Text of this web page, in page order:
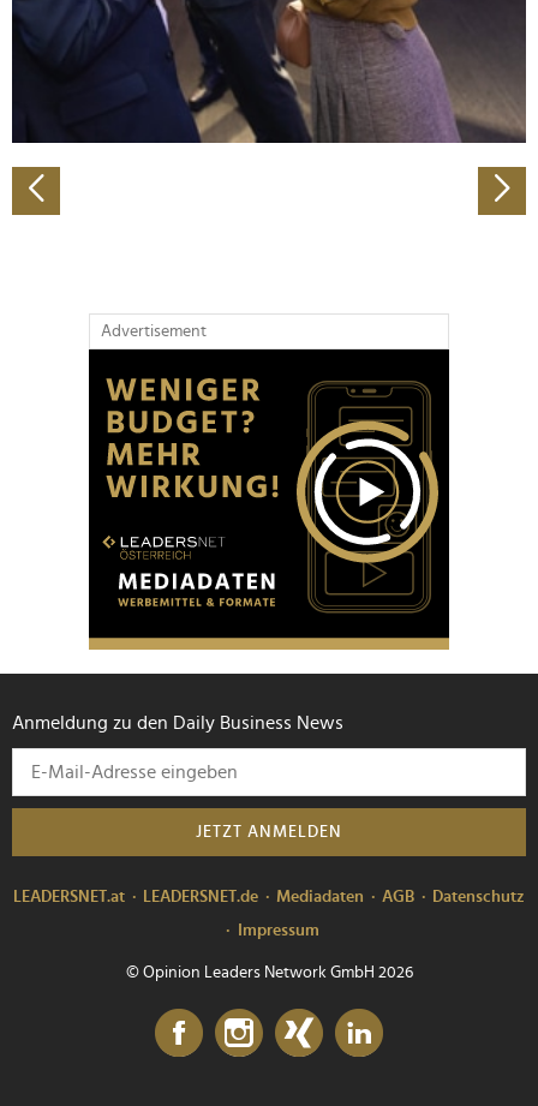
Wir verwenden Cookies, um Inhalte und Anzeigen zu
personalisieren, Funktionen für soziale Medien anbieten
zu können und die Zugriffe auf unsere Website zu
analysieren. Außerdem geben wir Informationen zu Ihrer
Verwendung unserer Website an unsere Partner für
Partner führen diese Informationen möglicherweise mit
weiteren Daten zusammen, die Sie ihnen bereitgestellt
Advertisement
Anmeldung zu den Daily Business News
JETZT ANMELDEN
LEADERSNET.at LEADERSNET.de Mediadaten AGB
Datenschutz
Impressum
© Opinion Leaders Network GmbH 2026